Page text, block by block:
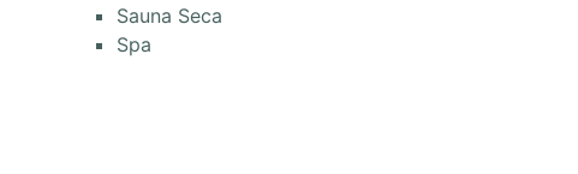
Sauna Seca
Spa